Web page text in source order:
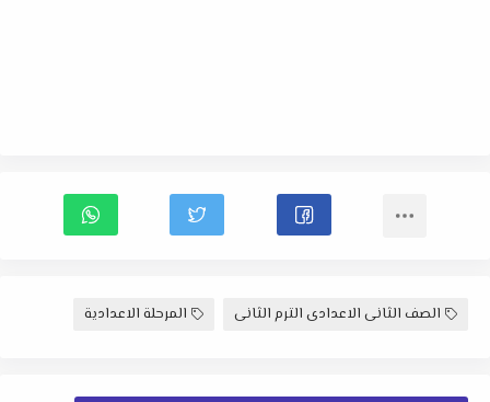
الصف الثانى الاعدادى الترم الثانى المرحلة الاعدادية